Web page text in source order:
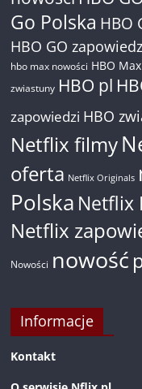
Go Polska HBO
HBO GO
hbo max nowości HBO
zwiastuny HBO pl
zapowiedzi HBO
Netflix filmy
oferta Netflix Originals
Polska Netflix
Netflix
Nowości nowość
Informacje
Kontakt